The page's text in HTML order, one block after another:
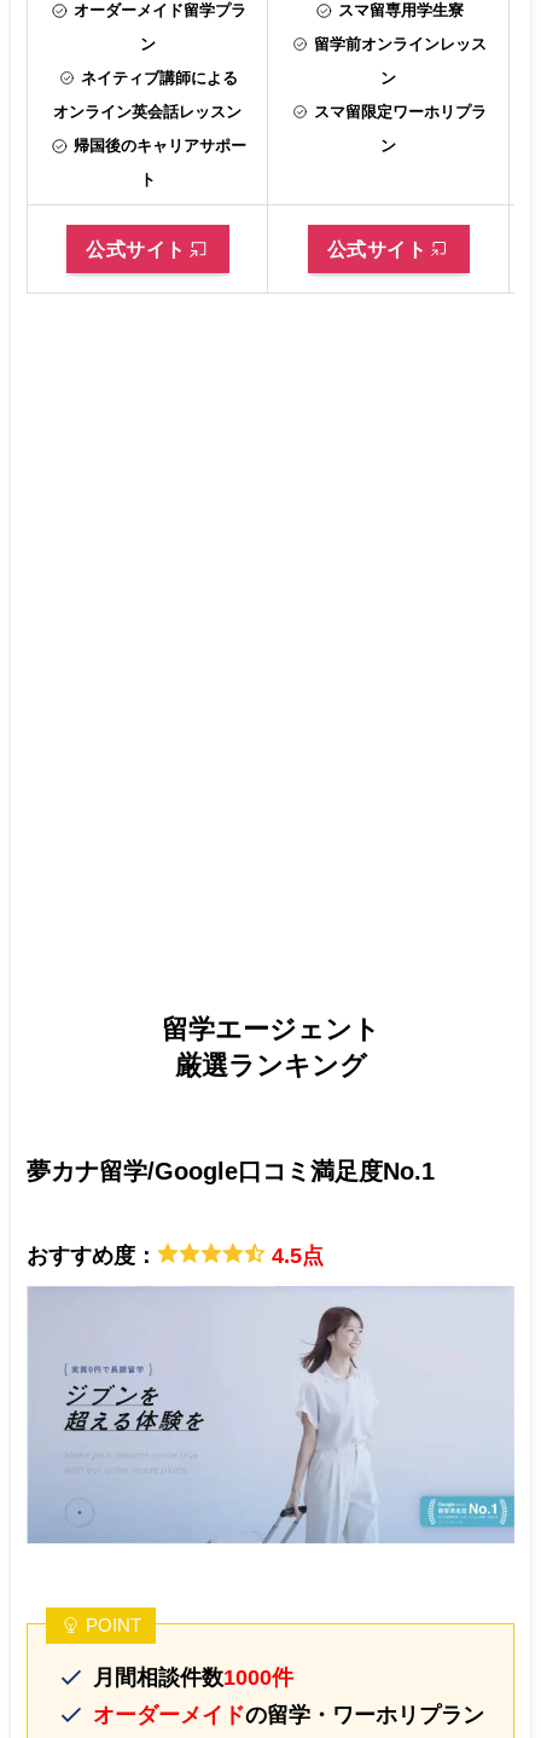
オーダーメイド留学プラ
ン
ネイティブ講師による
オンライン英会話レッスン
帰国後のキャリアサポー
ト
スマ留専用学生寮
留学前オンラインレッス
ン
スマ留限定ワーホリプラ
ン
公式サイト 公式サイト
留学エージェント
厳選ランキング
夢カナ留学/Google口コミ満足度No.1
おすすめ度： 4.5点
POINT
月間相談件数1000件
オーダーメイドの留学・ワーホリプラン